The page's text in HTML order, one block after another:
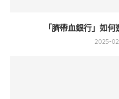
「臍帶血銀行」如
2025-